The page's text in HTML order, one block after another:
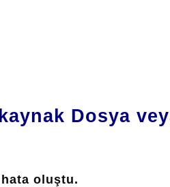
Dosya
oluştu.